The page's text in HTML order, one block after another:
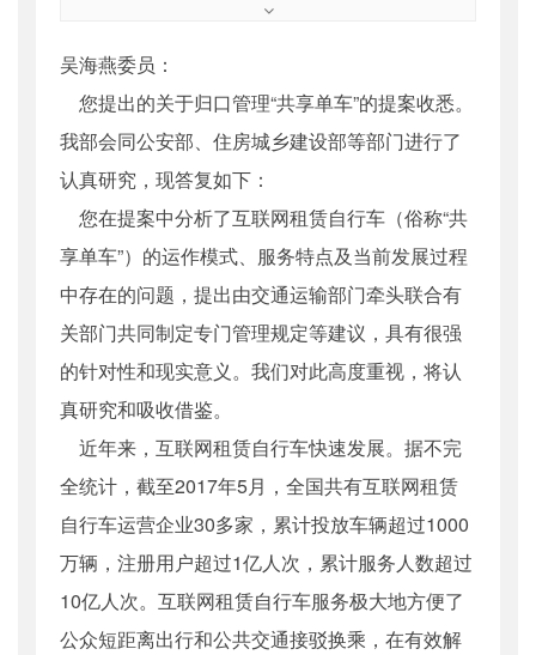
交运提字〔2017〕74号
公开日期 ：
主题词：
十二届全国人大五次会议;答复函
机构分类：运输服务司
主题分类：公众参与
公文类型：其他
吴海燕委员：
您提出的关于归口管理“共享单车”的提案收悉。
我部会同公安部、住房城乡建设部等部门进行了
认真研究，现答复如下：
您在提案中分析了互联网租赁自行车（俗称“共
享单车”）的运作模式、服务特点及当前发展过程
中存在的问题，提出由交通运输部门牵头联合有
关部门共同制定专门管理规定等建议，具有很强
的针对性和现实意义。我们对此高度重视，将认
真研究和吸收借鉴。
近年来，互联网租赁自行车快速发展。据不完
全统计，截至2017年5月，全国共有互联网租赁
自行车运营企业30多家，累计投放车辆超过1000
万辆，注册用户超过1亿人次，累计服务人数超过
10亿人次。互联网租赁自行车服务极大地方便了
公众短距离出行和公共交通接驳换乘，在有效解